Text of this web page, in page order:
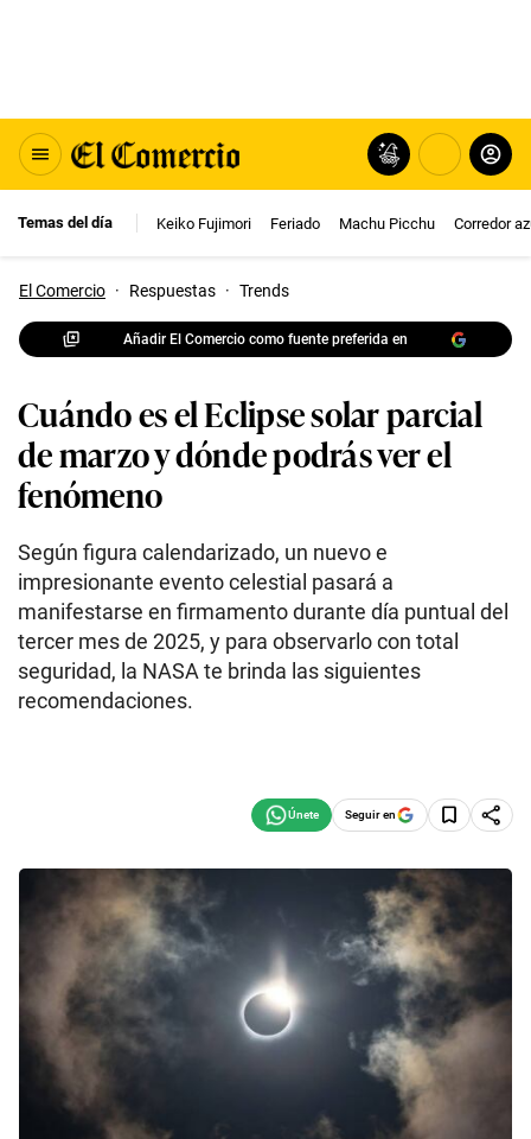
Temas del día Keiko Fujimori Feriado Machu Picchu Corredor
El Comercio · Respuestas · Trends
Añadir El Comercio como fuente preferida en
Cuándo es el Eclipse solar parcial
de marzo y dónde podrás ver el
fenómeno
Según figura calendarizado, un nuevo e
impresionante evento celestial pasará a
manifestarse en firmamento durante día puntual del
tercer mes de 2025, y para observarlo con total
seguridad, la NASA te brinda las siguientes
recomendaciones.
Seguir en